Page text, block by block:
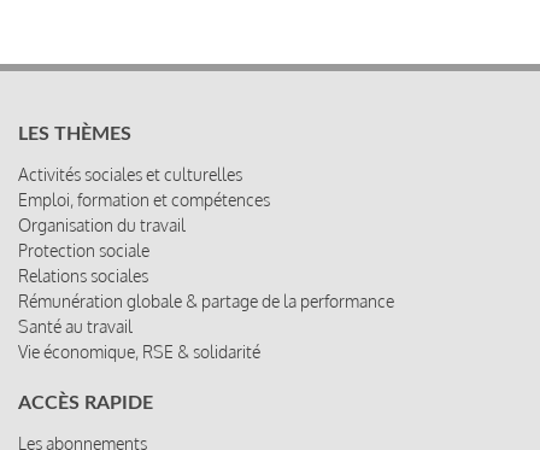
LES THÈMES
Activités sociales et culturelles
Emploi, formation et compétences
Organisation du travail
Protection sociale
Relations sociales
Rémunération globale & partage de la performance
Santé au travail
Vie économique, RSE & solidarité
ACCÈS RAPIDE
Les abonnements